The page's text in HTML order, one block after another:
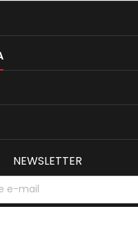
NEWSLETTER